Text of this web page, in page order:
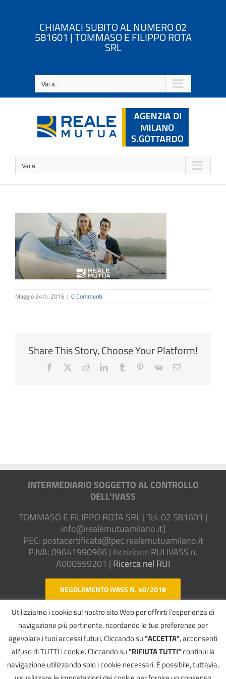
CHIAMACI SUBITO AL NUMERO 02
581601 | TOMMASO E FILIPPO ROTA
SRL
Vai a...
Vai a...
Maggio 24th, 2016 | 0 Commenti
Share This Story, Choose Your Platform!
Facebook RedditLinkedInTumblr Pinterest
Vk Email
INTERMEDIARIO SOGGETTO AL CONTROLLO
DELL’IVASS
TOMMASO E FILIPPO ROTA SRL | Tel. 02 581601 |
info@realemutuamilano.it]
PEC: postacertificata@pec.realemutuamilano.it
P.IVA: 09641990966 | Iscrizione RUI IVASS n.
A000559201 | Ricerca nel RUI
REGOLAMENTO IVASS N. 40/2018
WHISTLEBLOWING
2026 TOMMASO E FILIPPO ROTA SRL - All Rights
Utilizziamo i cookie sul nostro sito Web per offrirti l'esperienza di
navigazione più pertinente, ricordando le tue preferenze per
agevolare i tuoi accessi futuri. Cliccando su"ACCETTA", acconsenti
all'uso di TUTTI i cookie. Cliccando su"RIFIUTA TUTTI"continui la
navigazione utilizzando solo i cookie necessari. È possibile, tuttavia,